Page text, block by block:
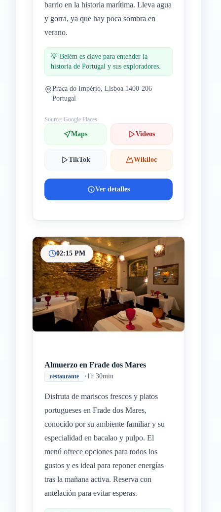
barrio en la historia marítima. Lleva agua
y gorra, ya que hay poca sombra en
verano.
💡 Belém es clave para entender la
historia de Portugal y sus exploradores.
Praça do Império, Lisboa 1400-206
Portugal
Source: Google Places
Maps Videos
TikTok Wikiloc
Ver detalles
02:15 PM
Almuerzo en Frade dos Mares
restaurante •1h 30min
Disfruta de mariscos frescos y platos
portugueses en Frade dos Mares,
conocido por su ambiente familiar y su
especialidad en bacalao y pulpo. El
menú ofrece opciones para todos los
gustos y es ideal para reponer energías
tras la mañana activa. Reserva con
antelación para evitar esperas.